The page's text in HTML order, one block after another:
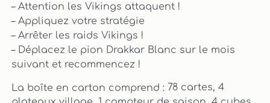
– Attention les Vikings attaquent !
– Appliquez votre stratégie
– Arrêter les raids Vikings !
– Déplacez le pion Drakkar Blanc sur le mois
suivant et recommencez !
La boîte en carton comprend :78 cartes, 4